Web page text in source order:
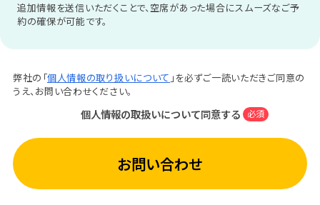
追加情報を送信いただくことで、空席があった場合にスムーズなご予
約の確保が可能です。
弊社の「個人情報の取り扱いについて 」を必ずご一読いただきご同意の
うえ、お問い合わせください。
個人情報の取扱いについて同意する 必須
お問い合わせ